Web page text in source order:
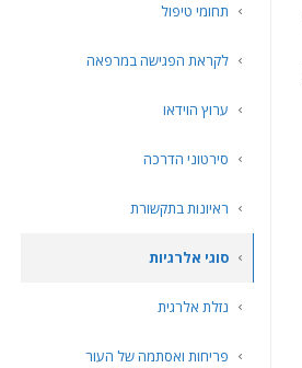
תחומי טיפול
לקראת הפגישה במרפאה
ערוץ הוידאו
סירטוני הדרכה
ראיונות בתקשורת
סוגי אלרגיות
נזלת אלרגית
פריחות ואסתמה של העור